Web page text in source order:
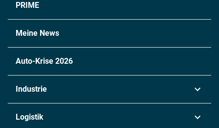
PRIME
Meine News
Auto-Krise 2026
Industrie
Logistik